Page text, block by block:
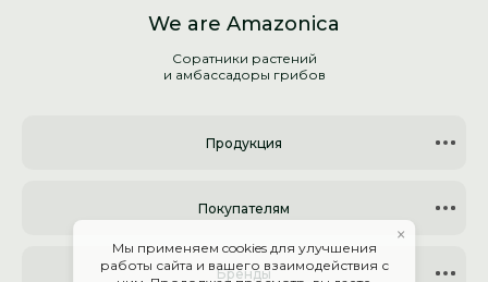
We are Amazonica
Соратники растений
и амбассадоры грибов
Продукция
Покупателям
Бренды
Мы применяем cookies для улучшения
работы сайта и вашего взаимодействия с
×